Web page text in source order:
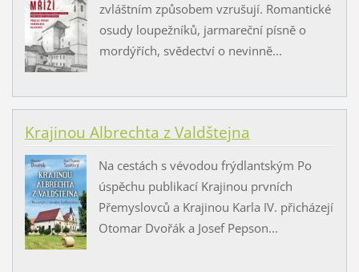
zvláštním způsobem vzrušují. Romantické
osudy loupežníků, jarmareční písně o
mordýřích, svědectví o nevinně...
Krajinou Albrechta z Valdštejna
Na cestách s vévodou frýdlantským Po
úspěchu publikací Krajinou prvních
Přemyslovců a Krajinou Karla IV. přicházejí
Otomar Dvořák a Josef Pepson...